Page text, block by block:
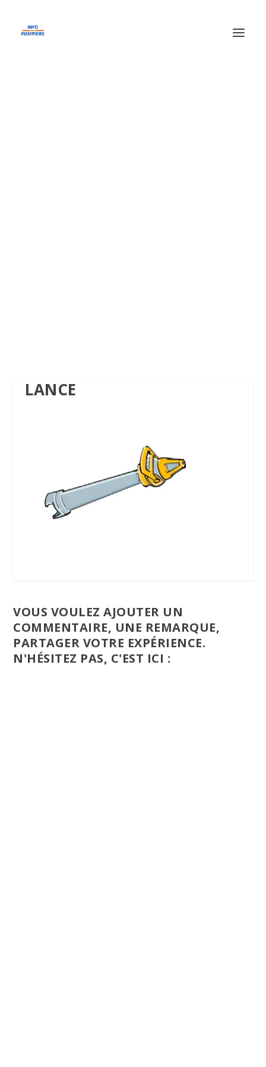
LANCE
VOUS VOULEZ AJOUTER UN
COMMENTAIRE, UNE REMARQUE,
PARTAGER VOTRE EXPÉRIENCE.
N'HÉSITEZ PAS, C'EST ICI :